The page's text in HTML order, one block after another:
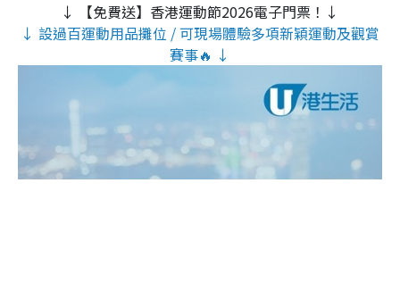
↓ 【免費送】香港運動節2026電子門票！↓
↓ 設過百運動用品攤位 / 可現場體驗多項新穎運動及觀賞
賽事🔥 ↓